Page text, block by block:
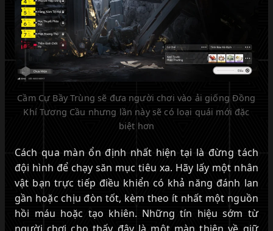
Cầm Cự Bầy Trùng sẽ đưa người chơi vào ải giống Đồng
Khí Tương Cầu nhưng lần này sẽ có loại quái mới đặc
biệt hơn
Cách qua màn ổn định nhất hiện tại là đừng tách
đội hình để chạy săn mục tiêu xa. Hãy lấy một nhân
vật bạn trực tiếp điều khiển có khả năng đánh lan
gần hoặc chịu đòn tốt, kèm theo ít nhất một nguồn
hồi máu hoặc tạo khiên. Những tín hiệu sớm từ
người chơi cho thấy đây là một màn thiên về giữ